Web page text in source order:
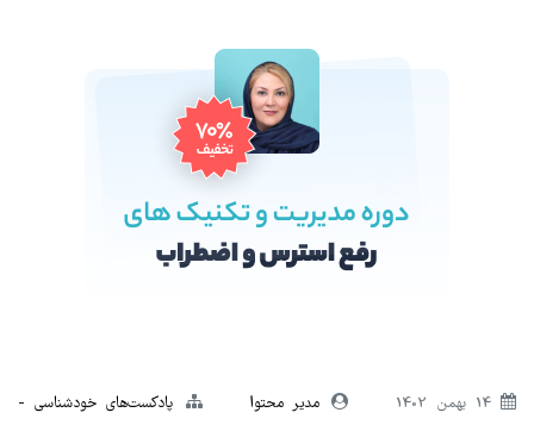
14 بهمن 1402 مدیر محتوا
پادکست‌های خودشناسی